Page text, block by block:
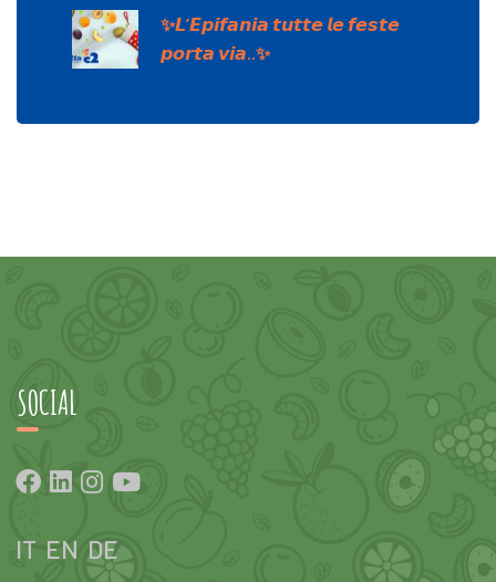
✨𝙇’𝙀𝙥𝙞𝙛𝙖𝙣𝙞𝙖 𝙩𝙪𝙩𝙩𝙚 𝙡𝙚 𝙛𝙚𝙨𝙩𝙚
𝙥𝙤𝙧𝙩𝙖 𝙫𝙞𝙖..✨
SOCIAL
IT EN DE